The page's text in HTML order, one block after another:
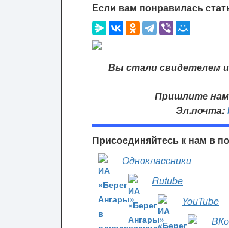
Если вам понравилась
Вы стали свидетелем
Пришлите
Эл.почта:
Присоединяйтесь к нам в
Одноклассники
Rutube
YouTube